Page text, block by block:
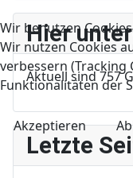
Hier
Aktuell sind 757
Letzte
Wir benutzen Cookies
Wir nutzen Cookies
verbessern (Tracking
Funktionalitäten der
Akzeptieren